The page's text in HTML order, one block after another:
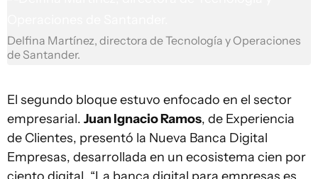
Delfina Martínez, directora de Tecnología y Operaciones
de Santander.
El segundo bloque estuvo enfocado en el sector
empresarial. Juan Ignacio Ramos, de Experiencia
de Clientes, presentó la Nueva Banca Digital
Empresas, desarrollada en un ecosistema cien por